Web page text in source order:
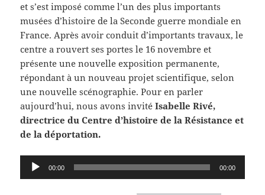
et s’est imposé comme l’un des plus importants
musées d’histoire de la Seconde guerre mondiale en
France. Après avoir conduit d’importants travaux, le
centre a rouvert ses portes le 16 novembre et
présente une nouvelle exposition permanente,
répondant à un nouveau projet scientifique, selon
une nouvelle scénographie. Pour en parler
aujourd’hui, nous avons invitéIsabelle Rivé,
directrice du Centre d’histoire de la Résistance et
de la déportation.
Lecteur
audio
00:00 00:00